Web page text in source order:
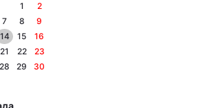
1
2
7 8
9
14 15
16
21 22
23
28 29
30